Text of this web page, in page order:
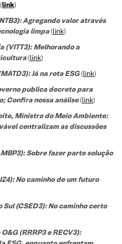
link)
Agregando valor através
limpa(link)
(VITT3):Melhorando a
(link)
Já na rota ESG(link)
publica decreto para
Confira nossa análise(link)
Ministro do Meio Ambiente:
centralizam as discussões
Sobre fazer parte solução
No caminho de um futuro
Sul (CSED3): No caminho certo
(RRRP3 e RECV3):